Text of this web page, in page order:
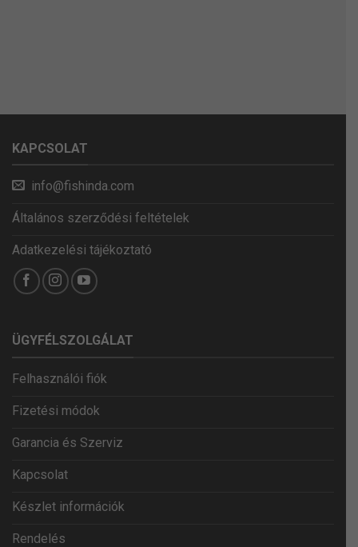
KAPCSOLAT
info@fishinda.com
Általános szerződési feltételek
Adatkezelési tájékoztató
ÜGYFÉLSZOLGÁLAT
Felhasználói fiók
Fizetési módok
Garancia és Szerviz
Kapcsolat
Készlet információk
Rendelés